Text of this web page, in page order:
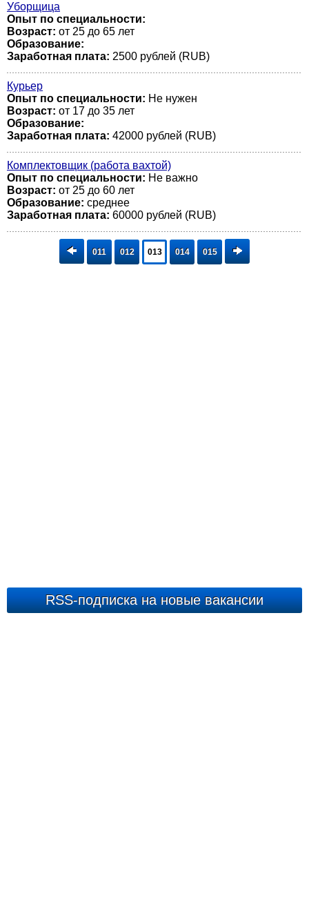
Уборщица
Опыт по специальности:
Возраст: от 25 до 65 лет
Образование:
Заработная плата: 2500 рублей (RUB)
Курьер
Опыт по специальности: Не нужен
Возраст: от 17 до 35 лет
Образование:
Заработная плата: 42000 рублей (RUB)
Комплектовщик (работа вахтой)
Опыт по специальности: Не важно
Возраст: от 25 до 60 лет
Образование: среднее
Заработная плата: 60000 рублей (RUB)
011 012 013 014 015
RSS-подписка на новые вакансии